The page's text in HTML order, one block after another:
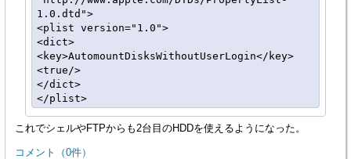
1.0.dtd">
<plist version="1.0">
<dict>
<key>AutomountDisksWithoutUserLogin</key>
<true/>
</dict>
これでシェルやFTPからも2台目のHDDを使えるようになった。
コメント （0件）